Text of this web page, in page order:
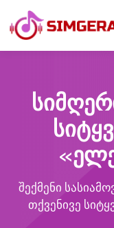
შექმენი
თქვენივე